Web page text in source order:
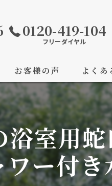
0120-419-104
フリーダイヤル
お客様の声 よく
室用蛇
ー付き